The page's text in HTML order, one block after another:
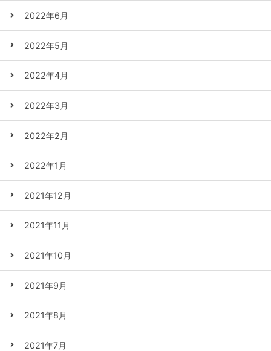
2022年6月
2022年5月
2022年4月
2022年3月
2022年2月
2022年1月
2021年12月
2021年11月
2021年10月
2021年9月
2021年8月
2021年7月